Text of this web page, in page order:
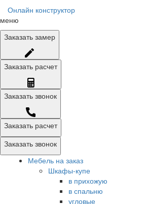
Онлайн конструктор
меню
Заказать замер
Заказать расчет
Заказать звонок
Заказать расчет
Заказать звонок
Мебель на заказ
Шкафы-купе
в прихожую
в спальню
угловые